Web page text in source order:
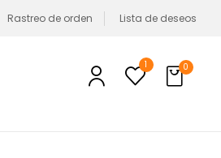
Rastreo de orden Lista de deseos
1 0